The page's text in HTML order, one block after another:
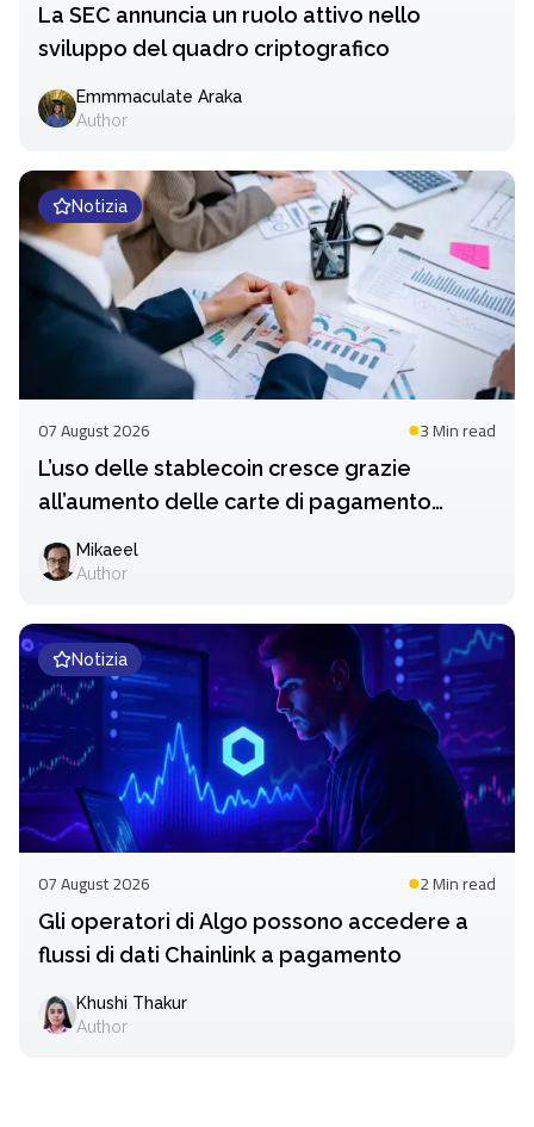
La SEC annuncia un ruolo attivo nello
sviluppo del quadro criptografico
Emmmaculate Araka
Author
Notizia
07 August 2026 3 Minread
L’uso delle stablecoin cresce grazie
all’aumento delle carte di pagamento
Mikaeel
Author
Notizia
07 August 2026 2 Minread
Gli operatori di Algo possono accedere a
flussi di dati Chainlink a pagamento
Khushi Thakur
Author